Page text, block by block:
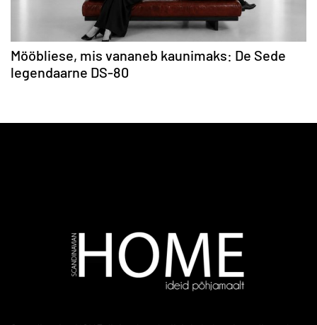
Mööbliese, mis vananeb kaunimaks: De Sede
legendaarne DS-80